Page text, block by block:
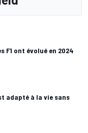
F1 ont évolué en 2024
adapté à la vie sans